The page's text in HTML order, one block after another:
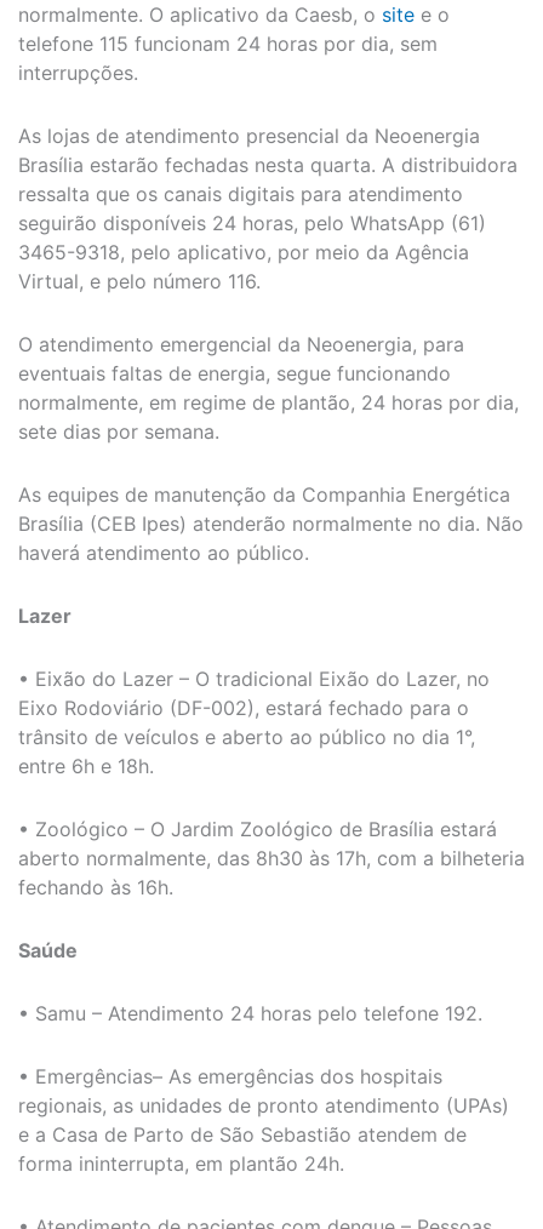
normalmente. O aplicativo da Caesb, o site e o
telefone 115 funcionam 24 horas por dia, sem
interrupções.
As lojas de atendimento presencial da Neoenergia
Brasília estarão fechadas nesta quarta. A distribuidora
ressalta que os canais digitais para atendimento
seguirão disponíveis 24 horas, pelo WhatsApp (61)
3465-9318, pelo aplicativo, por meio da Agência
Virtual, e pelo número 116.
O atendimento emergencial da Neoenergia, para
eventuais faltas de energia, segue funcionando
normalmente, em regime de plantão, 24 horas por dia,
sete dias por semana.
As equipes de manutenção da Companhia Energética
Brasília (CEB Ipes) atenderão normalmente no dia. Não
haverá atendimento ao público.
Lazer
• Eixão do Lazer – O tradicional Eixão do Lazer, no
Eixo Rodoviário (DF-002), estará fechado para o
trânsito de veículos e aberto ao público no dia 1°,
entre 6h e 18h.
• Zoológico – O Jardim Zoológico de Brasília estará
aberto normalmente, das 8h30 às 17h, com a bilheteria
fechando às 16h.
Saúde
• Samu – Atendimento 24 horas pelo telefone 192.
• Emergências– As emergências dos hospitais
regionais, as unidades de pronto atendimento (UPAs)
e a Casa de Parto de São Sebastião atendem de
forma ininterrupta, em plantão 24h.